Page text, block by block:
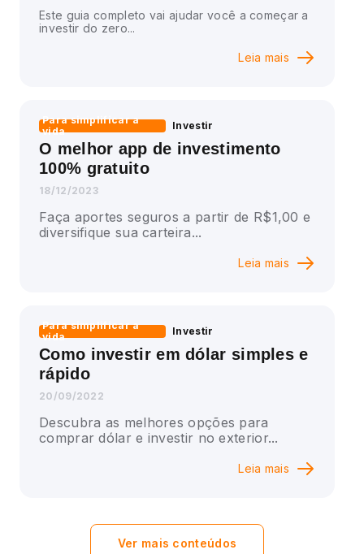
Este guia completo vai ajudar você a começar a
investir do zero...
Leia mais
Para simplificar a
vida
Investir
O melhor app de investimento
100% gratuito
18/12/2023
Faça aportes seguros a partir de R$1,00 e
diversifique sua carteira...
Leia mais
Para simplificar a
vida
Investir
Como investir em dólar simples e
rápido
20/09/2022
Descubra as melhores opções para
comprar dólar e investir no exterior...
Leia mais
Ver mais conteúdos